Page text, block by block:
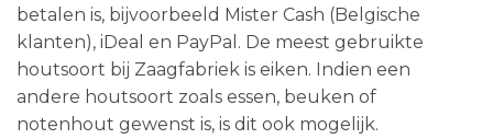
betalen is, bijvoorbeeld Mister Cash (Belgische
klanten), iDeal en PayPal. De meest gebruikte
houtsoort bij Zaagfabriek is eiken. Indien een
andere houtsoort zoals essen, beuken of
notenhout gewenst is, is dit ook mogelijk.